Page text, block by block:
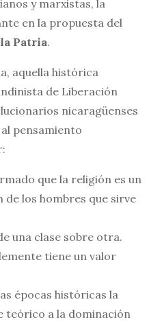
y marxistas, la
en la propuesta del
Patria.
aquella histórica
de Liberación
nicaragüenses
pensamiento
que la religión es un
de los hombres que sirve
una clase sobre otra.
tiene un valor
épocas históricas la
teórico a la dominación